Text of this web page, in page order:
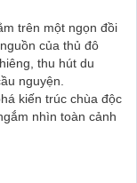
trên một ngọn đồi
của thủ đô
thu hút du
nguyện.
kiến trúc chùa độc
nhìn toàn cảnh